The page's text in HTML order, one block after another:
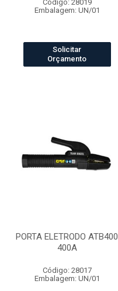
Código: 28019
Embalagem: UN/01
Solicitar
Orçamento
PORTA ELETRODO ATB400
400A
Código: 28017
Embalagem: UN/01